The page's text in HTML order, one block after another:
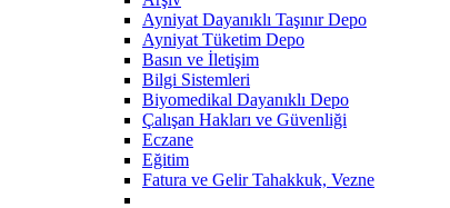
Ayniyat Dayanıklı Taşınır Depo
Ayniyat Tüketim Depo
Basın ve İletişim
Bilgi Sistemleri
Biyomedikal Dayanıklı Depo
Çalışan Hakları ve Güvenliği
Eczane
Eğitim
Fatura ve Gelir Tahakkuk, Vezne